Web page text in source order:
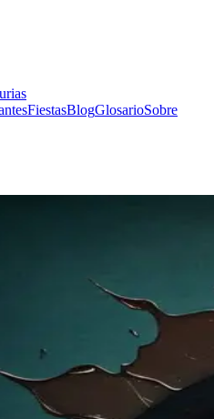
FiestasBlogGlosarioSobre